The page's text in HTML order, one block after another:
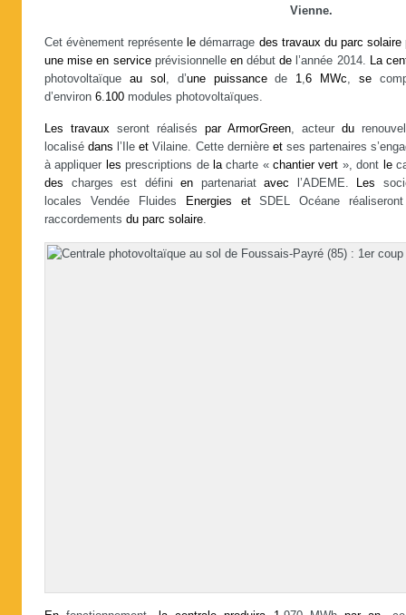
Vienne.
Cet évènement représente le démarrage des travaux du parc solaire
une mise en serviceprévisionnelle endébutde l’année 2014. La
photovoltaïque au sol , d’une puissancede 1,6 MWc,se
d’environ 6.100 modules photovoltaïques.
Les travaux seront réalisés par ArmorGreen, acteur du
localisédans l’Ileet Vilaine. Cette dernière etses partenaires
à appliquer les prescriptions de lacharte «chantier vert », dont le
des charges est définien partenariatavec l’ADEME. Les
locales Vendée Fluides
Energies etSDEL Océane
raccordements du parc solaire.